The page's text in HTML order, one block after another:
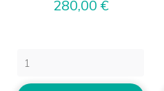
Prix
280,00 €